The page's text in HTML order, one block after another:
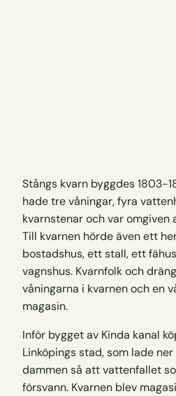
Stångs kvarn byggdes 1803-
hade tre våningar, fyra
kvarnstenar och var omgiven
Till kvarnen hörde även ett
bostadshus, ett stall, ett
vagnshus. Kvarnfolk och
våningarna i kvarnen och en
magasin.
Inför bygget av Kinda kanal
Linköpings stad, som lade
dammen så att vattenfallet
försvann. Kvarnen blev